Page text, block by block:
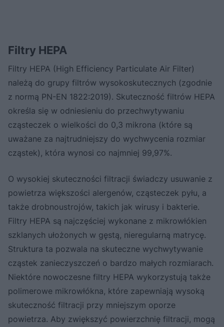
Filtry HEPA
Filtry HEPA (High Efficiency Particulate Air Filter)
należą do grupy filtrów wysokoskutecznych (zgodnie
z normą PN-EN 1822:2019). Skuteczność filtrów HEPA
określa się w odniesieniu do przechwytywaniu
cząsteczek o wielkości do 0,3 mikrona (które są
uważane za najtrudniejszy do wychwycenia rozmiar
cząstek), która wynosi co najmniej 99,97%.
O wysokiej skuteczności filtracji świadczy usuwanie z
powietrza większości alergenów, cząsteczek pyłu, a
także drobnoustrojów, takich jak wirusy i bakterie.
Filtry HEPA są najczęściej wykonane z mikrowłókien
szklanych ułożonych w gęstą, nieregularną matrycę.
Struktura ta pozwala na skuteczne wychwytywanie
cząstek zanieczyszczeń o bardzo małych rozmiarach.
Niektóre nowoczesne filtry HEPA wykorzystują także
polimerowe mikrowłókna, które zapewniają wysoką
skuteczność filtracji przy mniejszym oporze
powietrza. Aby zwiększyć powierzchnię filtracji, mogą